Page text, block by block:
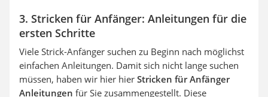
3. Stricken für Anfänger: Anleitungen für die
ersten Schritte
Viele Strick-Anfänger suchen zu Beginn nach möglichst
einfachen Anleitungen. Damit sich nicht lange suchen
müssen, haben wir hier hier Stricken für Anfänger
Anleitungen für Sie zusammengestellt. Diese